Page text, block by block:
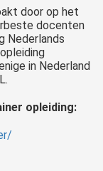
door op het
docenten
Nederlands
in Nederland
opleiding: